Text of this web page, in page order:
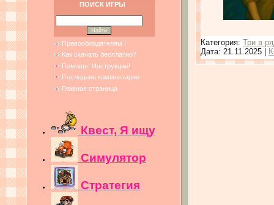
ПОИСК ИГРЫ
Правообладателям !
Как скачать бесплатно?
Помощь! Инструкции!
Последние комментарии
Главная страница
Квест, Я ищу
Симулятор
Стратегия
Категория: Три в
Дата: 21.11.2025 |